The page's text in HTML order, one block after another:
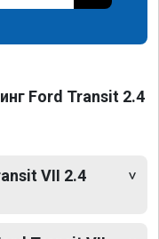
Ford Transit 2.4
VII 2.4